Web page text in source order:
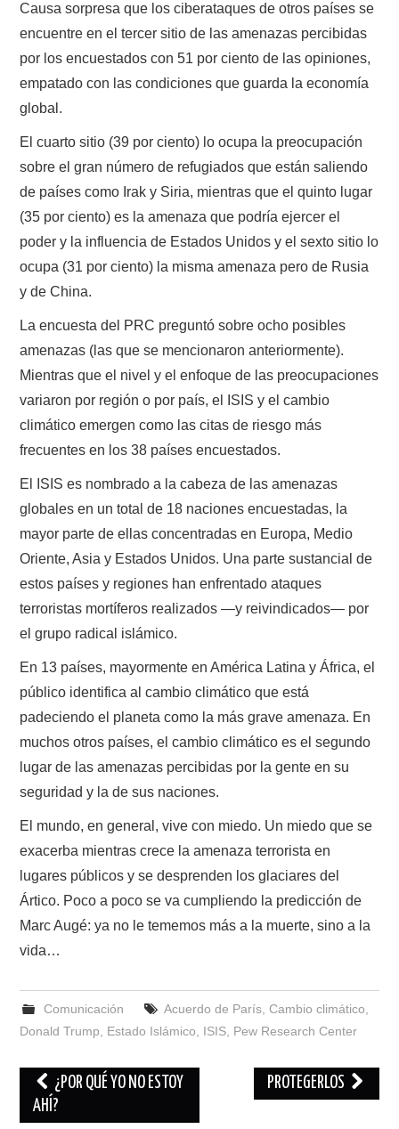
Causa sorpresa que los ciberataques de otros países se
encuentre en el tercer sitio de las amenazas percibidas
por los encuestados con 51 por ciento de las opiniones,
empatado con las condiciones que guarda la economía
global.
El cuarto sitio (39 por ciento) lo ocupa la preocupación
sobre el gran número de refugiados que están saliendo
de países como Irak y Siria, mientras que el quinto lugar
(35 por ciento) es la amenaza que podría ejercer el
poder y la influencia de Estados Unidos y el sexto sitio lo
ocupa (31 por ciento) la misma amenaza pero de Rusia
y de China.
La encuesta del PRC preguntó sobre ocho posibles
amenazas (las que se mencionaron anteriormente).
Mientras que el nivel y el enfoque de las preocupaciones
variaron por región o por país, el ISIS y el cambio
climático emergen como las citas de riesgo más
frecuentes en los 38 países encuestados.
El ISIS es nombrado a la cabeza de las amenazas
globales en un total de 18 naciones encuestadas, la
mayor parte de ellas concentradas en Europa, Medio
Oriente, Asia y Estados Unidos. Una parte sustancial de
estos países y regiones han enfrentado ataques
terroristas mortíferos realizados —y reivindicados— por
el grupo radical islámico.
En 13 países, mayormente en América Latina y África, el
público identifica al cambio climático que está
padeciendo el planeta como la más grave amenaza. En
muchos otros países, el cambio climático es el segundo
lugar de las amenazas percibidas por la gente en su
seguridad y la de sus naciones.
El mundo, en general, vive con miedo. Un miedo que se
exacerba mientras crece la amenaza terrorista en
lugares públicos y se desprenden los glaciares del
Ártico. Poco a poco se va cumpliendo la predicción de
Marc Augé: ya no le tememos más a la muerte, sino a la
vida…
Comunicación Acuerdo de París, Cambio climático
Donald Trump
Estado Islámico ISIS Pew Research Center
Navegación
de
¿POR QUÉ YO NO ESTOY
AHÍ?
PROTEGERLOS